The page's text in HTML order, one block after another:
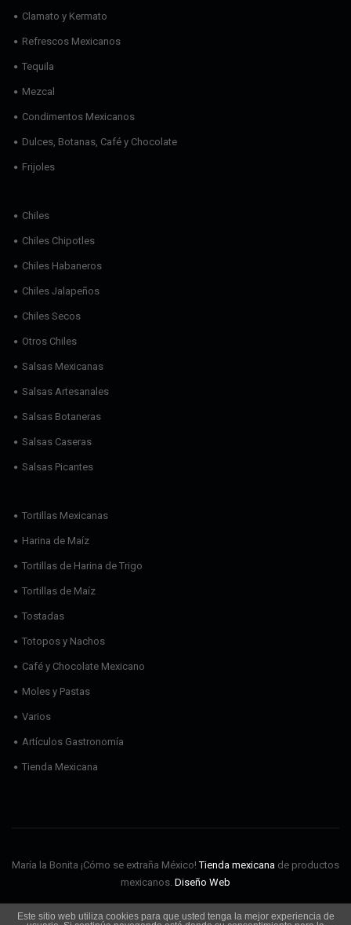
Este sitio web utiliza cookies para que usted tenga la mejor experiencia de
Clamato y Kermato
Refrescos Mexicanos
Tequila
Mezcal
Condimentos Mexicanos
Dulces, Botanas, Café y Chocolate
Frijoles
Chiles
Chiles Chipotles
Chiles Habaneros
Chiles Jalapeños
Chiles Secos
Otros Chiles
Salsas Mexicanas
Salsas Artesanales
Salsas Botaneras
Salsas Caseras
Salsas Picantes
Tortillas Mexicanas
Harina de Maíz
Tortillas de Harina de Trigo
Tortillas de Maíz
Tostadas
Totopos y Nachos
Café y Chocolate Mexicano
Moles y Pastas
Varios
Artículos Gastronomía
Tienda Mexicana
María la Bonita ¡Cómo se extraña México!Tienda mexicana de productos
mexicanos. Diseño Web
Envíos Aviso Legal Política de cookies Política de privacidad